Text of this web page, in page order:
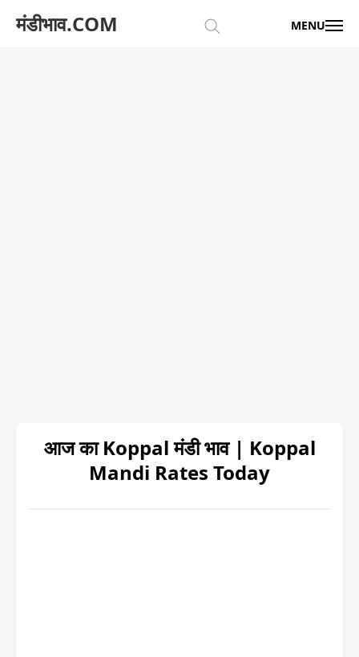
मंडीभाव.COM MENU
आज का Koppal मंडी भाव | Koppal
Mandi Rates Today